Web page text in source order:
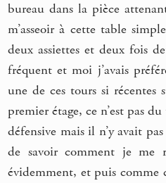
bureau dans la pièce
m’asseoir à cette table
deux assiettes et deux fois
fréquent et moi j’avais
une de ces tours si
premier étage, ce n’est pas
défensive mais il n’y avait
de savoir comment je me
évidemment, et puis comme